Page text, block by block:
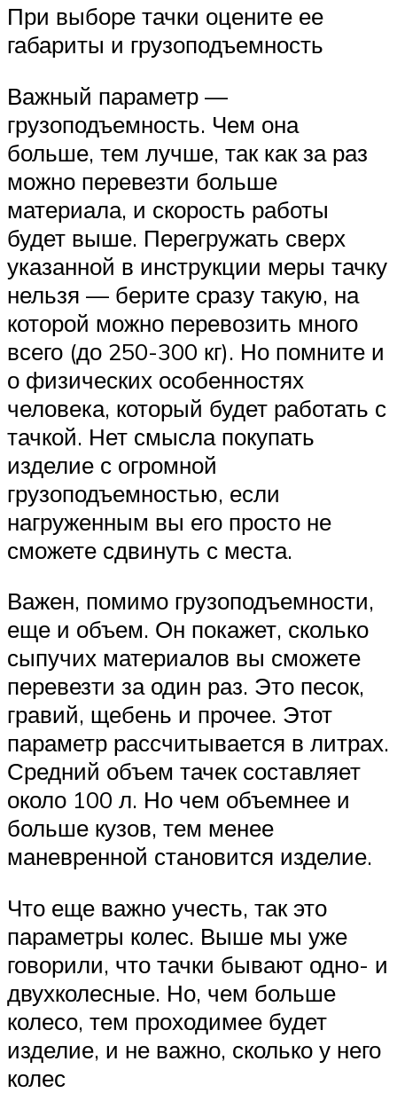
При выборе тачки оцените ее
габариты и грузоподъемность
Важный параметр —
грузоподъемность. Чем она
больше, тем лучше, так как за раз
можно перевезти больше
материала, и скорость работы
будет выше. Перегружать сверх
указанной в инструкции меры тачку
нельзя — берите сразу такую, на
которой можно перевозить много
всего (до 250-300 кг). Но помните и
о физических особенностях
человека, который будет работать с
тачкой. Нет смысла покупать
изделие с огромной
грузоподъемностью, если
нагруженным вы его просто не
сможете сдвинуть с места.
Важен, помимо грузоподъемности,
еще и объем. Он покажет, сколько
сыпучих материалов вы сможете
перевезти за один раз. Это песок,
гравий, щебень и прочее. Этот
параметр рассчитывается в литрах.
Средний объем тачек составляет
около 100 л. Но чем объемнее и
больше кузов, тем менее
маневренной становится изделие.
Что еще важно учесть, так это
параметры колес. Выше мы уже
говорили, что тачки бывают одно- и
двухколесные. Но, чем больше
колесо, тем проходимее будет
изделие, и не важно, сколько у него
колес